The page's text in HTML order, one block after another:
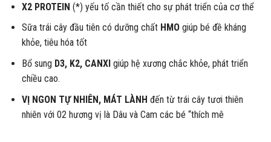
X2 PROTEIN (*) yếu tố cần thiết cho sự phát triển của cơ thể
Sữa trái cây đầu tiên có dưỡng chất HMOgiúp bé đề kháng
khỏe, tiêu hóa tốt
Bổ sung D3, K2, CANXIgiúp hệ xương chắc khỏe, phát triển
chiều cao.
VỊ NGON TỰ NHIÊN, MÁT LÀNH đến từ trái cây tươi thiên
nhiên với 02 hương vị là Dâu và Cam các bé “thích mê